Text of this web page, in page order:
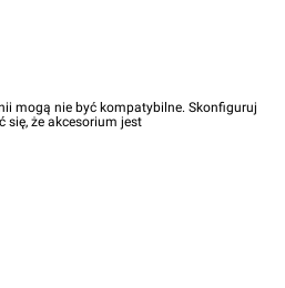
mogą nie być kompatybilne. Skonfiguruj
się, że akcesorium jest